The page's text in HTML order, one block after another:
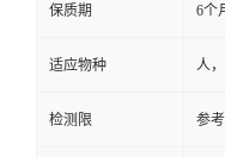
保质期 6个
适应物种 人
检测限 参